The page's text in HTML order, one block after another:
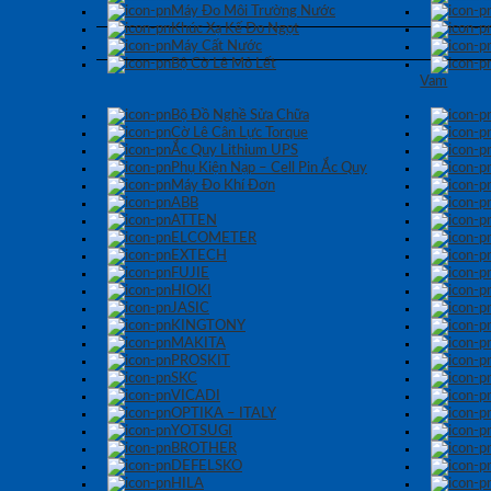
Máy Đo Môi Trường Nước
Khúc Xạ Kế Đo Ngọt
Máy Cất Nước
Bộ Cờ Lê Mỏ Lết
Vam
Bộ Đồ Nghề Sửa Chữa
Cờ Lê Cân Lực Torque
Ắc Quy Lithium UPS
Phụ Kiện Nạp – Cell Pin Ắc Quy
Máy Đo Khí Đơn
ABB
ATTEN
ELCOMETER
EXTECH
FUJIE
HIOKI
JASIC
KINGTONY
MAKITA
PROSKIT
SKC
VICADI
OPTIKA – ITALY
YOTSUGI
BROTHER
DEFELSKO
HILA